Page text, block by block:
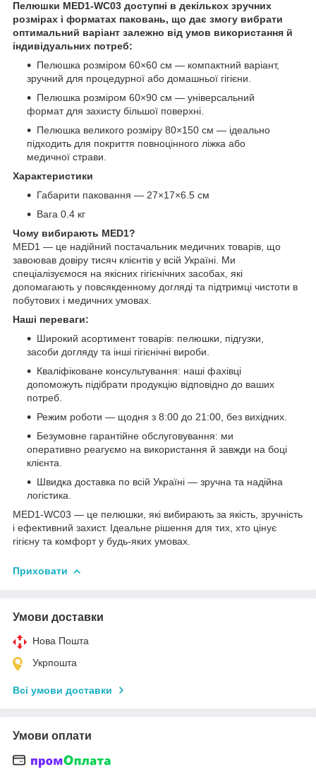
Пелюшки MED1-WC03 доступні в декількох зручних
розмірах і форматах паковань, що дає змогу вибрати
оптимальний варіант залежно від умов використання й
індивідуальних потреб:
Пелюшка розміром 60×60 см — компактний варіант,
зручний для процедурної або домашньої гігієни.
Пелюшка розміром 60×90 см — універсальний
формат для захисту більшої поверхні.
Пелюшка великого розміру 80×150 см — ідеально
підходить для покриття повноцінного ліжка або
медичної страви.
Характеристики
Габарити паковання — 27×17×6.5 см
Вага 0.4 кг
Чому вибирають MED1?
MED1 — це надійний постачальник медичних товарів, що
завоював довіру тисяч клієнтів у всій Україні. Ми
спеціалізуємося на якісних гігієнічних засобах, які
допомагають у повсякденному догляді та підтримці чистоти в
побутових і медичних умовах.
Наші переваги:
Широкий асортимент товарів: пелюшки, підгузки,
засоби догляду та інші гігієнічні вироби.
Кваліфіковане консультування: наші фахівці
допоможуть підібрати продукцію відповідно до ваших
потреб.
Режим роботи — щодня з 8:00 до 21:00, без вихідних.
Безумовне гарантійне обслуговування: ми
оперативно реагуємо на використання й завжди на боці
клієнта.
Швидка доставка по всій Україні — зручна та надійна
логістика.
MED1-WC03 — це пелюшки, які вибирають за якість, зручність
і ефективний захист. Ідеальне рішення для тих, хто цінує
гігієну та комфорт у будь-яких умовах.
Приховати
Умови доставки
Нова Пошта
Укрпошта
Всі умови доставки
Умови оплати